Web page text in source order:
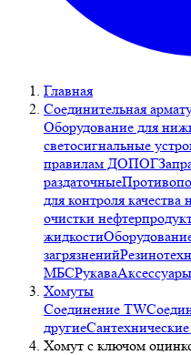
Главная
Соединительная
Оборудование для
светосигнальные
правилам ДОПОГ
раздаточные
для контроля качества
очистки
жидкости
загрязнений
МБСРукава
Хомуты
Соединение TW
другие
Хомут с ключом